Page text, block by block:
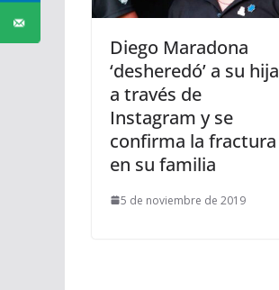
Diego Maradona
‘desheredó’ a su hija
a través de
Instagram y se
confirma la fractura
en su familia
5 de noviembre de 2019